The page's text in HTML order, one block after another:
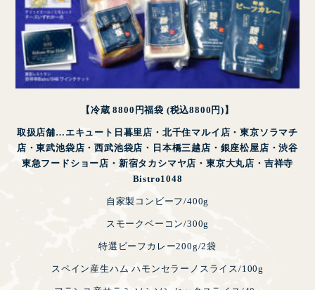
【冷蔵 8800円福袋 (税込8800円)】
取扱店舗…エキュート日暮里店・北千住マルイ店・東京ソラマチ
店・東武池袋店・西武池袋店・ 日本橋三越店・銀座松屋店・渋谷
東急フードショー店・新宿タカシマヤ店・東京大丸店・吉祥寺
Bistro1048
自家製コンビーフ/400g
スモークベーコン/300g
特選ビーフカレー200g/2袋
スペイン産生ハム ハモンセラーノスライス/100g